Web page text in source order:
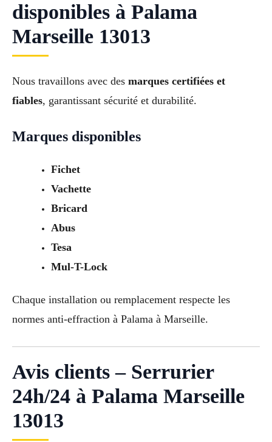
disponibles à Palama
Marseille 13013
Nous travaillons avec des marques certifiées et
fiables, garantissant sécurité et durabilité.
Marques disponibles
Fichet
Vachette
Bricard
Abus
Tesa
Mul-T-Lock
Chaque installation ou remplacement respecte les
normes anti-effraction à Palama à Marseille.
Avis clients – Serrurier
24h/24 à Palama Marseille
13013